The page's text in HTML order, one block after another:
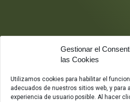
Gestionar el
las Cookies
Utilizamos cookies para habilitar el
adecuados de nuestros sitios web, y para
experiencia de usuario posible. Al hacer